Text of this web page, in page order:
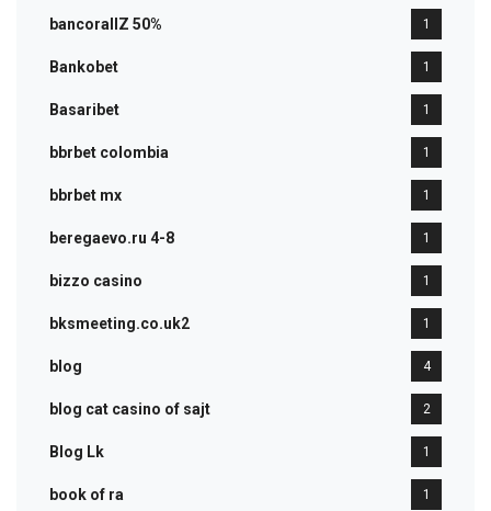
bancorallZ 50% 1
Bankobet 1
Basaribet 1
bbrbet colombia 1
bbrbet mx 1
beregaevo.ru 4-8 1
bizzo casino 1
bksmeeting.co.uk2 1
blog 4
blog cat casino of sajt 2
Blog Lk 1
book of ra 1